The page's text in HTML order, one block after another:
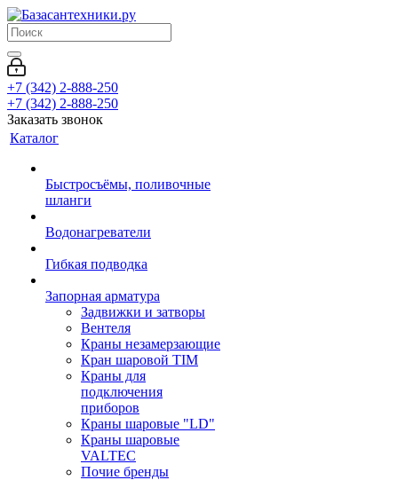
+7 (342) 2-888-250
+7 (342) 2-888-250
Заказать звонок
Каталог
Быстросъёмы, поливочные
шланги
Водонагреватели
Гибкая подводка
Запорная арматура
Задвижки и затворы
Вентеля
Краны незамерзающие
Кран шаровой TIM
Краны для
подключения
приборов
Краны шаровые "LD"
Краны шаровые
VALTEC
Почие бренды